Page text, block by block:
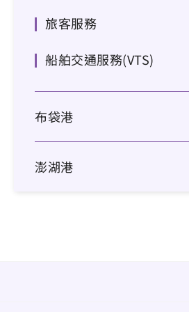
旅客服務
船舶交通服務(VTS)
布袋港
澎湖港